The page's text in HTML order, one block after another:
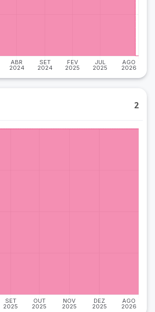
ABR
2024
SET
2024
FEV
2025
JUL
2025
AGO
2026
2
SET
2025
OUT
2025
NOV
2025
DEZ
2025
AGO
2026